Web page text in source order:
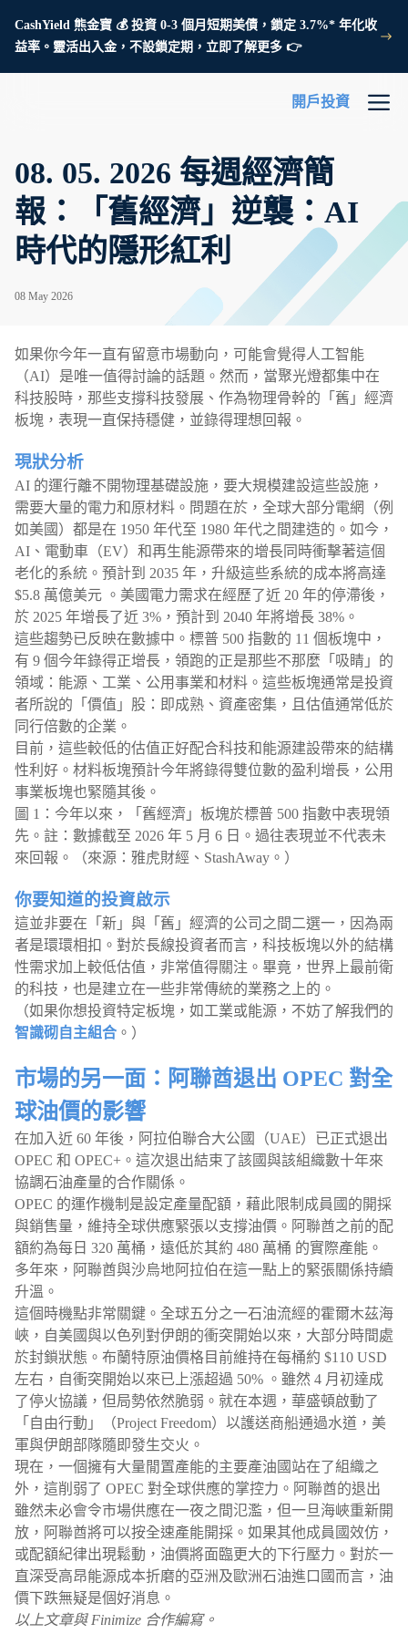
CashYield 熊金寶 💰 投資 0-3 個月短期美債，鎖定 3.7%* 年化收
益率。靈活出入金，不設鎖定期，立即了解更多 👉
開戶投資
08. 05. 2026 每週經濟簡
報：「舊經濟」逆襲：AI
時代的隱形紅利
08 May 2026
如果你今年一直有留意市場動向，可能會覺得人工智能
（AI）是唯一值得討論的話題。然而，當聚光燈都集中在
科技股時，那些支撐科技發展、作為物理骨幹的「舊」經濟
板塊，表現一直保持穩健，並錄得理想回報。
現狀分析
AI 的運行離不開物理基礎設施，要大規模建設這些設施，
需要大量的電力和原材料。問題在於，全球大部分電網（例
如美國）都是在 1950 年代至 1980 年代之間建造的。如今，
AI、電動車（EV）和再生能源帶來的增長同時衝擊著這個
老化的系統。預計到 2035 年，升級這些系統的成本將高達
$5.8 萬億美元 。美國電力需求在經歷了近 20 年的停滯後，
於 2025 年增長了近 3%，預計到 2040 年將增長 38%。
這些趨勢已反映在數據中。標普 500 指數的 11 個板塊中，
有 9 個今年錄得正增長，領跑的正是那些不那麼「吸睛」的
領域：能源、工業、公用事業和材料。這些板塊通常是投資
者所說的「價值」股：即成熟、資產密集，且估值通常低於
同行倍數的企業。
目前，這些較低的估值正好配合科技和能源建設帶來的結構
性利好。材料板塊預計今年將錄得雙位數的盈利增長，公用
事業板塊也緊隨其後。
圖 1：今年以來，「舊經濟」板塊於標普 500 指數中表現領
先。註：數據截至 2026 年 5 月 6 日。過往表現並不代表未
來回報。（來源：雅虎財經、StashAway。）
你要知道的投資啟示
這並非要在「新」與「舊」經濟的公司之間二選一，因為兩
者是環環相扣。對於長線投資者而言，科技板塊以外的結構
性需求加上較低估值，非常值得關注。畢竟，世界上最前衛
的科技，也是建立在一些非常傳統的業務之上的。
（如果你想投資特定板塊，如工業或能源，不妨了解我們的
智識砌自主組合 。）
市場的另一面：阿聯酋退出 OPEC 對全
球油價的影響
在加入近 60 年後，阿拉伯聯合大公國（UAE）已正式退出
OPEC 和 OPEC+。這次退出結束了該國與該組織數十年來
協調石油產量的合作關係。
OPEC 的運作機制是設定產量配額，藉此限制成員國的開採
與銷售量，維持全球供應緊張以支撐油價。阿聯酋之前的配
額約為每日 320 萬桶，遠低於其約 480 萬桶 的實際產能。
多年來，阿聯酋與沙烏地阿拉伯在這一點上的緊張關係持續
升溫。
這個時機點非常關鍵。全球五分之一石油流經的霍爾木茲海
峽，自美國與以色列對伊朗的衝突開始以來，大部分時間處
於封鎖狀態。布蘭特原油價格目前維持在每桶約 $110 USD
左右，自衝突開始以來已上漲超過 50% 。雖然 4 月初達成
了停火協議，但局勢依然脆弱。就在本週，華盛頓啟動了
「自由行動」（Project Freedom）以護送商船通過水道，美
軍與伊朗部隊隨即發生交火。
現在，一個擁有大量閒置產能的主要產油國站在了組織之
外，這削弱了 OPEC 對全球供應的掌控力。阿聯酋的退出
雖然未必會令市場供應在一夜之間氾濫，但一旦海峽重新開
放，阿聯酋將可以按全速產能開採。如果其他成員國效仿，
或配額紀律出現鬆動，油價將面臨更大的下行壓力。對於一
直深受高昂能源成本折磨的亞洲及歐洲石油進口國而言，油
價下跌無疑是個好消息。
以上文章與 Finimize 合作編寫。